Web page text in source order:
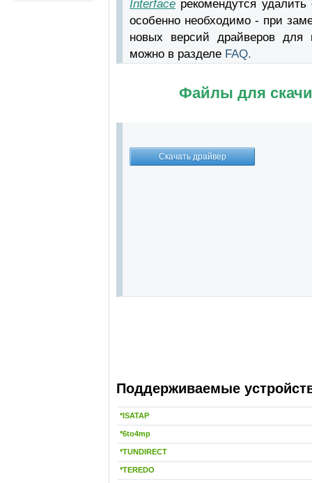
Interface рекомендутся
особенно необходимо - при
новых версий драйверов для
можно в разделе FAQ.
Файлы для
Поддерживаемые
*ISATAP
*6to4mp
*TUNDIRECT
*TEREDO